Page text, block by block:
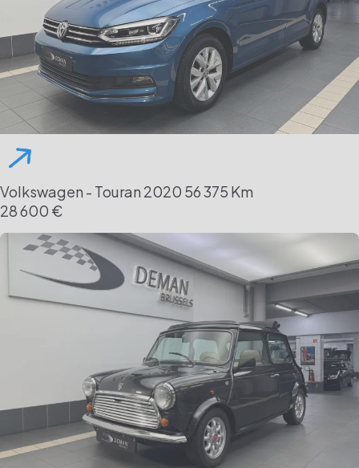
Volkswagen - Touran 2020 56 375 Km
28 600 €